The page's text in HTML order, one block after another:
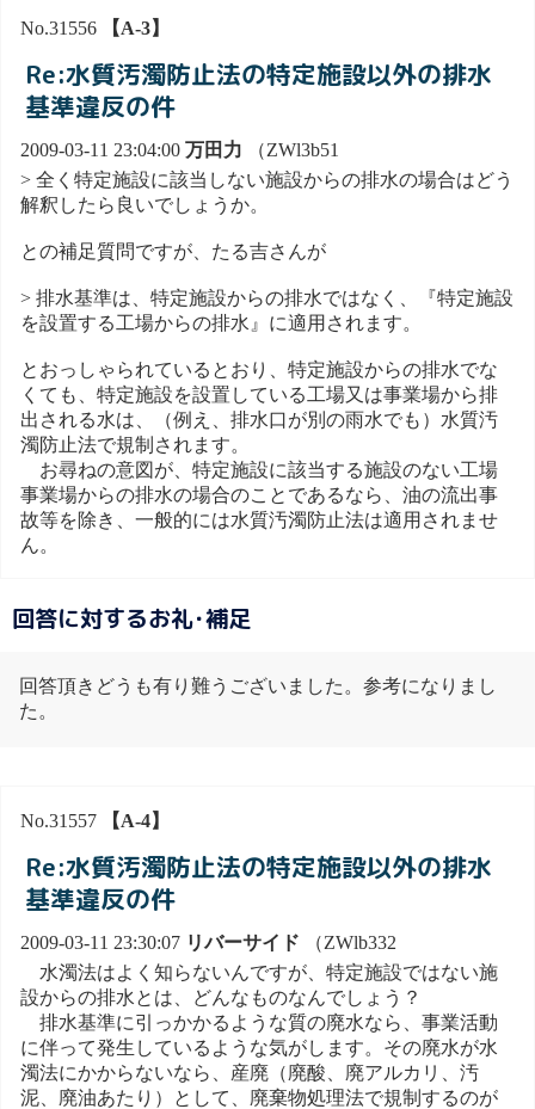
No.31556 【A-3】
Re:水質汚濁防止法の特定施設以外の排水
基準違反の件
2009-03-11 23:04:00 万田力 （ZWl3b51
> 全く特定施設に該当しない施設からの排水の場合はどう
解釈したら良いでしょうか。
との補足質問ですが、たる吉さんが
> 排水基準は、特定施設からの排水ではなく、『特定施設
を設置する工場からの排水』に適用されます。
とおっしゃられているとおり、特定施設からの排水でな
くても、特定施設を設置している工場又は事業場から排
出される水は、（例え、排水口が別の雨水でも）水質汚
濁防止法で規制されます。
お尋ねの意図が、特定施設に該当する施設のない工場
事業場からの排水の場合のことであるなら、油の流出事
故等を除き、一般的には水質汚濁防止法は適用されませ
ん。
回答に対するお礼･補足
回答頂きどうも有り難うございました。参考になりまし
た。
No.31557 【A-4】
Re:水質汚濁防止法の特定施設以外の排水
基準違反の件
2009-03-11 23:30:07 リバーサイド （ZWlb332
水濁法はよく知らないんですが、特定施設ではない施
設からの排水とは、どんなものなんでしょう？
排水基準に引っかかるような質の廃水なら、事業活動
に伴って発生しているような気がします。その廃水が水
濁法にかからないなら、産廃（廃酸、廃アルカリ、汚
泥、廃油あたり）として、廃棄物処理法で規制するのが